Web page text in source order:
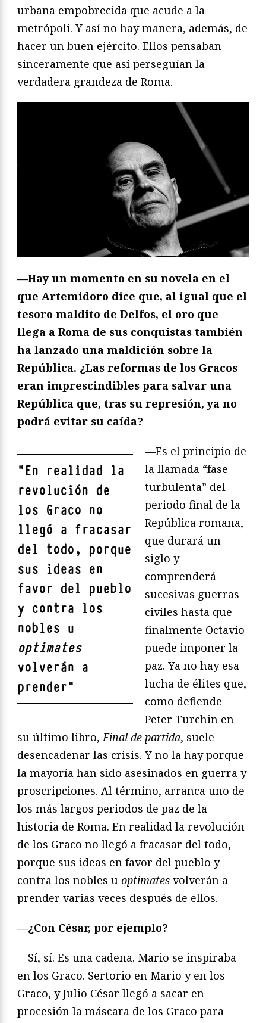
urbana empobrecida que acude a la
metrópoli. Y así no hay manera, además, de
hacer un buen ejército. Ellos pensaban
sinceramente que así perseguían la
verdadera grandeza de Roma.
—Hay un momento en su novela en el
que Artemidoro dice que, al igual que el
tesoro maldito de Delfos, el oro que
llega a Roma de sus conquistas también
ha lanzado una maldición sobre la
República. ¿Las reformas de los Gracos
eran imprescindibles para salvar una
República que, tras su represión, ya no
podrá evitar su caída?
"En realidad la
revolución de
los Graco no
llegó a fracasar
del todo, porque
sus ideas en
favor del pueblo
y contra los
nobles u
optimates
volverán a
prender"
—Es el principio de
la llamada “fase
turbulenta” del
periodo final de la
República romana,
que durará un
siglo y
comprenderá
sucesivas guerras
civiles hasta que
finalmente Octavio
puede imponer la
paz. Ya no hay esa
lucha de élites que,
como defiende
Peter Turchin en
su último libro, Final de partida, suele
desencadenar las crisis. Y no la hay porque
la mayoría han sido asesinados en guerra y
proscripciones. Al término, arranca uno de
los más largos periodos de paz de la
historia de Roma. En realidad la revolución
de los Graco no llegó a fracasar del todo,
porque sus ideas en favor del pueblo y
contra los nobles u optimates volverán a
prender varias veces después de ellos.
—¿Con César, por ejemplo?
—Sí, sí. Es una cadena. Mario se inspiraba
en los Graco. Sertorio en Mario y en los
Graco, y Julio César llegó a sacar en
procesión la máscara de los Graco para